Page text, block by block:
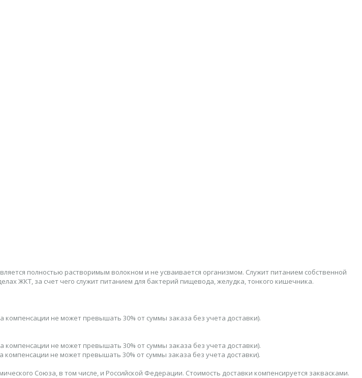
полностью растворимым волокном и не усваивается организмом. Служит питанием собственной
ЖКТ, за счет чего служит питанием для бактерий пищевода, желудка, тонкого кишечника.
компенсации не может превышать 30% от суммы заказа без учета доставки).
компенсации не может превышать 30% от суммы заказа без учета доставки).
компенсации не может превышать 30% от суммы заказа без учета доставки).
Союза, в том числе, и Российской Федерации. Стоимость доставки компенсируется заквасками.